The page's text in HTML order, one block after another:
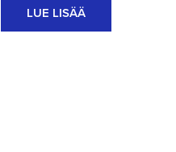
LUE LISÄÄ